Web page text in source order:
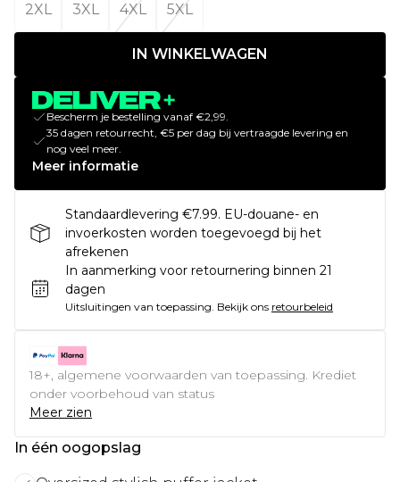
2XL
3XL 4XL 5XL
IN WINKELWAGEN
Bescherm je bestelling vanaf €2,99.
35 dagen retourrecht, €5 per dag bij vertraagde levering en
nog veel meer.
Meer informatie
Standaardlevering €7.99. EU-douane- en
invoerkosten worden toegevoegd bij het
afrekenen
In aanmerking voor retournering binnen 21
dagen
Uitsluitingen van toepassing. Bekijk ons retourbeleid
18+, algemene voorwaarden van toepassing. Krediet
onder voorbehoud van status
Meer zien
In één oogopslag